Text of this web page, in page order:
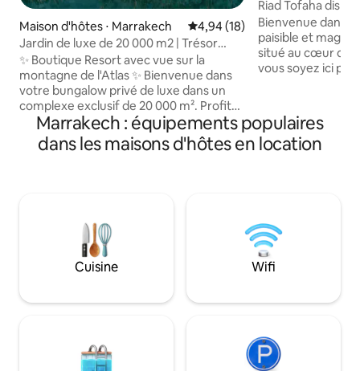
Maison d'hôtes ⋅ Marrakech Évaluation moyenne sur la
4,94 (18)
Jardin de luxe de 20 000 m2 | Trésor
caché | Deux piscines
✨ Boutique Resort avec vue sur la
montagne de l'Atlas ✨ Bienvenue dans
votre bungalow privé de luxe dans un
complexe exclusif de 20 000 m². Profitez
de la paix et de l'intimité avec un accès à
des installations de luxe partagées telles
que des piscines, des jardins et un
Si cette annonce n'est plus disponible,
veuillez nous envoyer un message. Nous
proposons plusieurs annonces sur le
même site.
Riad Tofaha
Bienvenue dans
paisible et
situé au cœur de
vous soyez ici
d'architecture
d'hospitalité
petit déjeuner
les étoiles avec
menthe fraîche.
Marrakech : équipements populaires
dans les maisons d'hôtes en location
Cuisine Wifi